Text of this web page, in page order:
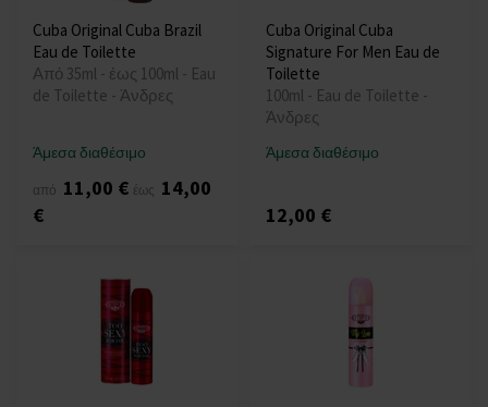
Cuba Original Cuba Brazil
Eau de Toilette
Από 35ml - έως 100ml - Eau
de Toilette - Άνδρες
Άμεσα διαθέσιμο
από 11,00 € έως 14,00
€
Cuba Original Cuba
Signature For Men Eau de
Toilette
100ml - Eau de Toilette -
Άνδρες
Άμεσα διαθέσιμο
12,00 €